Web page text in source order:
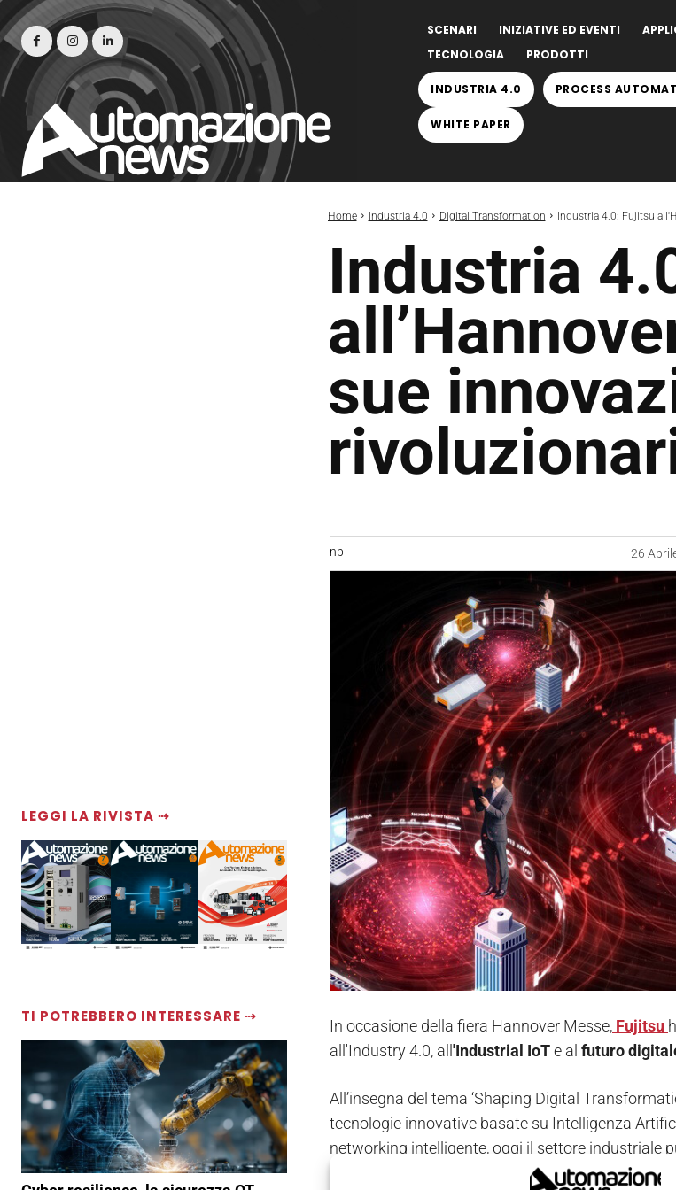
SCENARI INIZIATIVE ED EVENTI
TECNOLOGIA
PRODOTTI
INDUSTRIA 4.0 PROCESS
WHITE PAPER
Home Industria 4.0 Digital Transformation Industria 4.0: Fujitsu
Industria
sue
LEGGI LA RIVISTA ⇢
TI POTREBBERO INTERESSARE ⇢
nb 26
In occasione della fiera Hannover Messe, Fujitsu
all'Industry 4.0, all 'Industrial IoTe al futuro
All’insegna del tema ‘Shaping Digital
tecnologie innovative basate su Intelligenza
networking intelligente, oggi il settore industriale
rendere “a prova di futuro” l'intera catena del valore.